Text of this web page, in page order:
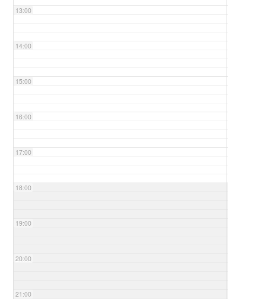
13:00
14:00
15:00
16:00
17:00
18:00
19:00
20:00
21:00